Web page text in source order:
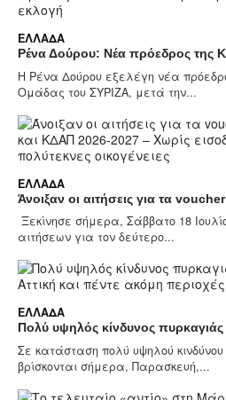
ΕΛΛΆΔΑ
Ρένα Δούρου: Νέα πρόεδρος της
Η Ρένα Δούρου εξελέγη νέα
Ομάδας του ΣΥΡΙΖΑ, μετά την...
ΕΛΛΆΔΑ
Άνοιξαν οι αιτήσεις για τα
Ξεκίνησε σήμερα, Σάββατο 18
αιτήσεων για τον δεύτερο...
ΕΛΛΆΔΑ
Πολύ υψηλός κίνδυνος
Σε κατάσταση πολύ υψηλού
βρίσκονται σήμερα, Παρασκευή,...